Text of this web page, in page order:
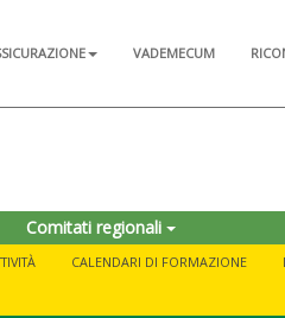
VADEMECUM
Comitati regionali
CALENDARI DI FORMAZIONE